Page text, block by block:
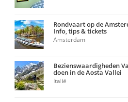
Rondvaart op de
Info, tips & tickets
Amsterdam
Bezienswaardigheden
doen in de Aosta Vallei
Italië